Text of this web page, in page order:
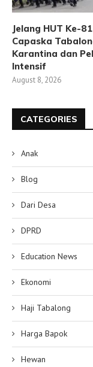
Jelang HUT Ke-
Capaska
Karantina dan
Intensif
August 8, 2026
CATEGORIES
Anak
Blog
Dari Desa
DPRD
Education News
Ekonomi
Haji Tabalong
Harga Bapok
Hewan